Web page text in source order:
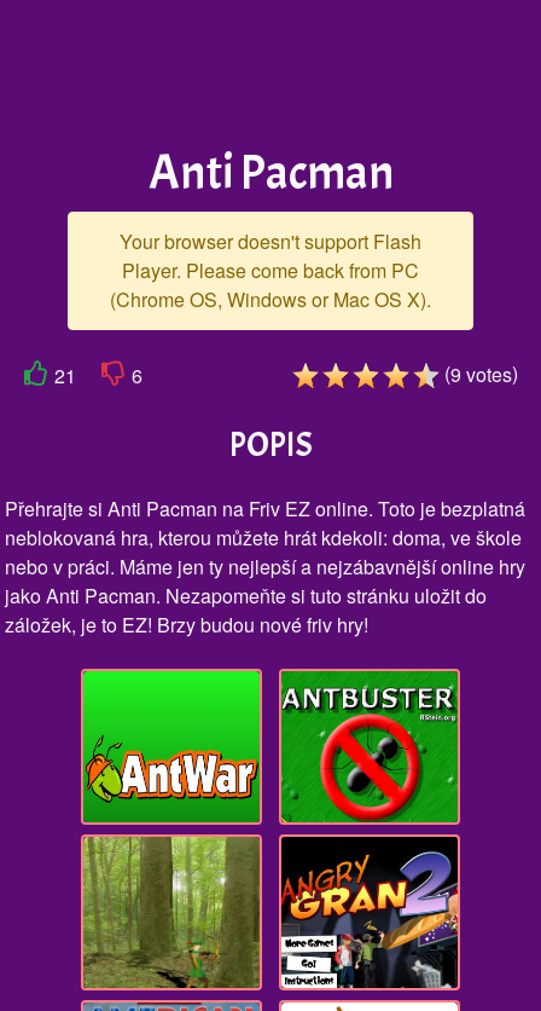
Anti Pacman
Your browser doesn't support Flash
Player. Please come back from PC
(Chrome OS, Windows or Mac OS X).
21 6 (9 votes)
POPIS
Přehrajte si Anti Pacman na Friv EZ online. Toto je bezplatná
neblokovaná hra, kterou můžete hrát kdekoli: doma, ve škole
nebo v práci. Máme jen ty nejlepší a nejzábavnější online hry
jako Anti Pacman. Nezapomeňte si tuto stránku uložit do
záložek, je to EZ! Brzy budou nové friv hry!